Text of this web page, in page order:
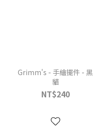
Grimm's - 手繪擺件 - 黑
貓
NT$240